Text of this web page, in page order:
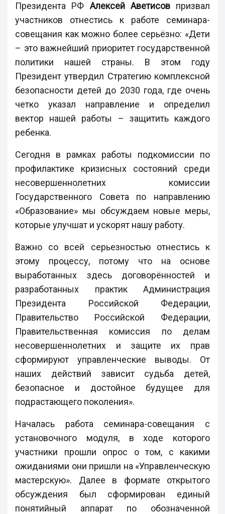
Президента РФ Алексей Аветисовпризвал
участников отнестись к работе семинара-
совещания как можно более серьёзно: «Дети
– это важнейший приоритет государственной
политики нашей страны. В этом году
Президент утвердил Стратегию комплексной
безопасности детей до 2030 года, где очень
четко указал направление и определил
вектор нашей работы – защитить каждого
ребенка.
Сегодня в рамках работы подкомиссии по
профилактике кризисных состояний среди
несовершеннолетних комиссии
Государственного Совета по направлению
«Образование» мы обсуждаем новые меры,
которые улучшат и ускорят нашу работу.
Важно со всей серьезностью отнестись к
этому процессу, потому что на основе
выработанных здесь договорённостей и
разработанных практик Администрация
Президента Российской Федерации,
Правительство Российской Федерации,
Правительственная комиссия по делам
несовершеннолетних и защите их прав
сформируют управленческие выводы. От
наших действий зависит судьба детей,
безопасное и достойное будущее для
подрастающего поколения».
Началась работа семинара-совещания с
установочного модуля, в ходе которого
участники прошли опрос о том, с какими
ожиданиями они пришли на «Управленческую
мастерскую». Далее в формате открытого
обсуждения был сформирован единый
понятийный аппарат по обозначенной